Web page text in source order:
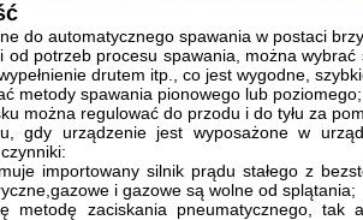
do automatycznego spawania w postaci
od potrzeb procesu spawania, można wybrać
drutem itp., co jest wygodne,
metody spawania pionowego lub poziomego;
można regulować do przodu i do tyłu za
gdy urządzenie jest wyposażone w
importowany silnik prądu stałego z
i gazowe są wolne od splątania;
metodę zaciskania pneumatycznego, tak